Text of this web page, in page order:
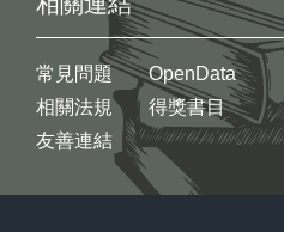
常見問題
相關法規
友善連結
OpenData
得獎書目